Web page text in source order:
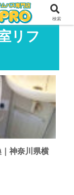
リフ
神奈川県横
検索